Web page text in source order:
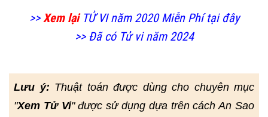
>>Xem lạiTỬ VI năm 2020 Miễn Phí tại đây
>> Đã có Tử vi năm 2024
Lưu ý: Thuật toán được dùng cho chuyên mục
"Xem Tử Vi" được sử dụng dựa trên cách An Sao